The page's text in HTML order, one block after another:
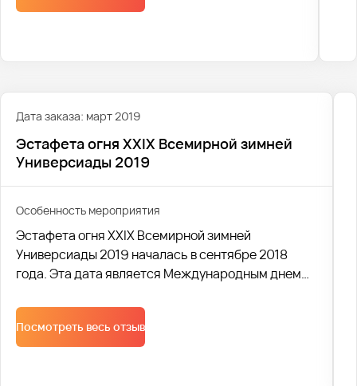
Дата заказа: март 2019
Эстафета огня XXIX Всемирной зимней
Универсиады 2019
Особенность мероприятия
Эстафета огня XXIX Всемирной зимней
Универсиады 2019 началась в сентябре 2018
года. Эта дата является Международным днем
факелоносцами был пронесен огонь
Универсиады более, чем по 30 городам России.
Посмотреть весь отзыв